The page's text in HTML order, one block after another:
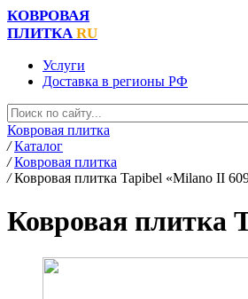
КОВРОВАЯ
ПЛИТКА RU
Услуги
Доставка в регионы РФ
Ковровая плитка
/ Каталог
/ Ковровая плитка
/ Ковровая плитка Tapibel «Milano II
Ковровая плитка